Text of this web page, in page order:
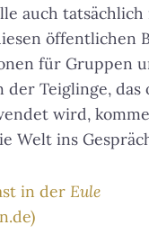
auch
öffentlichen
für Gruppen
der Teiglinge,
wird,
Welt ins
in der Eule